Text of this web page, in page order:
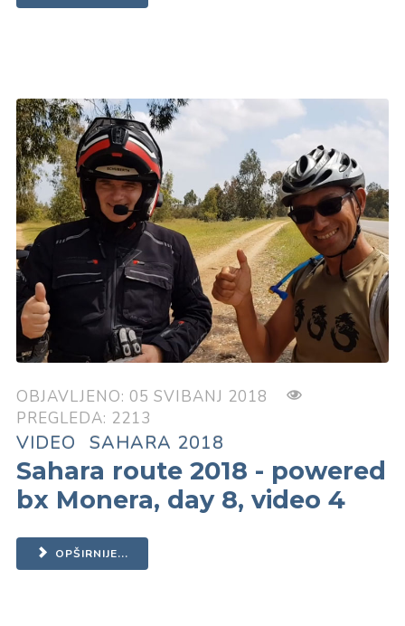
OBJAVLJENO: 05 SVIBANJ 2018
PREGLEDA: 2213
VIDEO SAHARA 2018
Sahara route 2018 - powered
bx Monera, day 8, video 4
OPŠIRNIJE...